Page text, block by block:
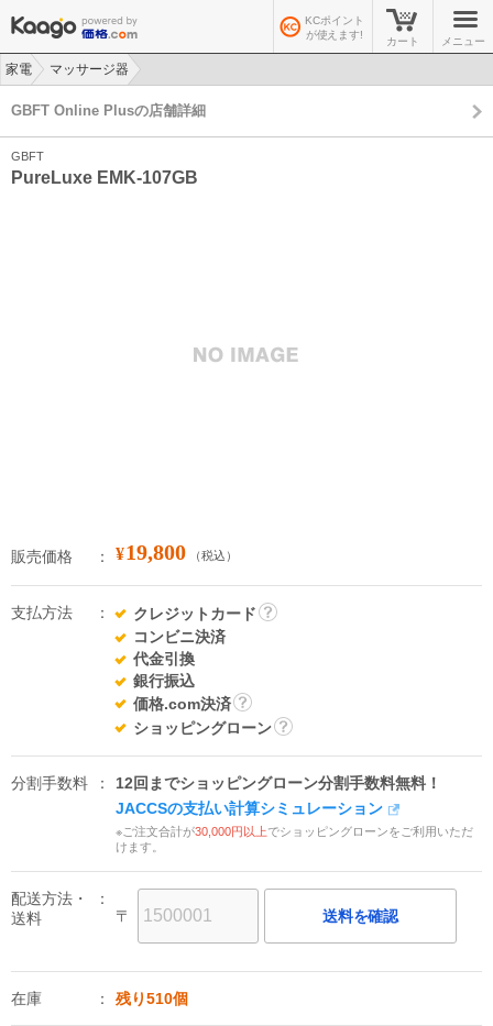
KCポイント
が使えます!
カート メニュー
家電
マッサージ器
GBFT Online Plusの店舗詳細
GBFT
PureLuxe EMK-107GB
販売価格 ¥19,800 （税込）
支払方法
クレジットカード
コンビニ決済
代金引換
銀行振込
価格.com決済
詳
ショッピングローン
分割手数料
12回までショッピングローン分割手数料無料！
JACCSの支払い計算シミュレーション
※ご注文合計が30,000円以上でショッピングローンをご利用いただ
けます。
配送方法・
送料
〒 送料を確認
在庫 残り510個